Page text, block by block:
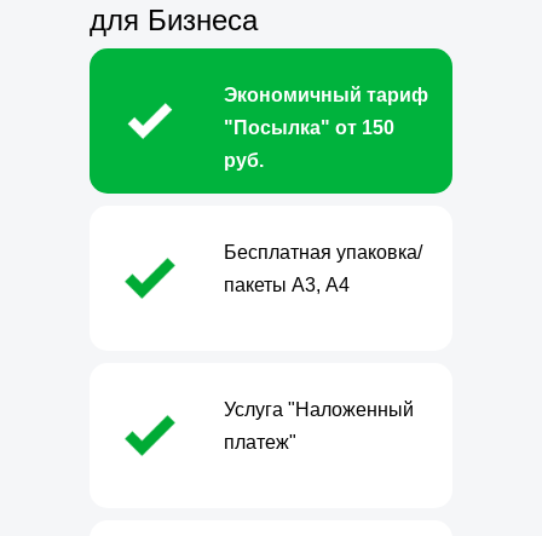
для Бизнеса
Экономичный тариф
"Посылка" от 150
руб.
Бесплатная упаковка/
пакеты А3, А4
Услуга "Наложенный
платеж"